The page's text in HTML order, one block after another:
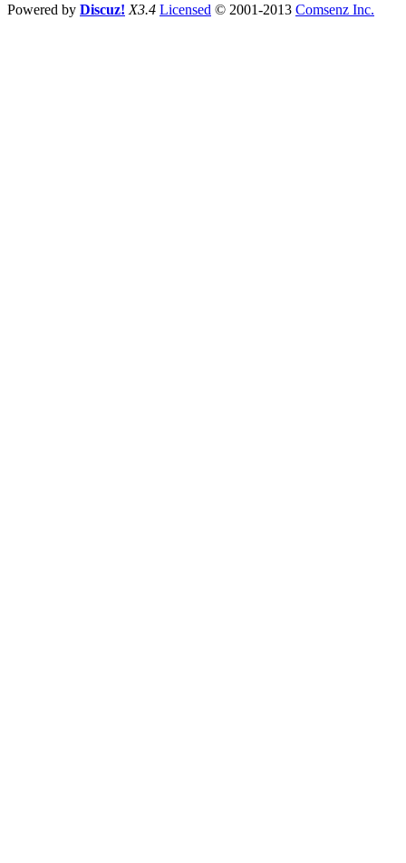
Powered by Discuz! X3.4 Licensed © 2001-2013 Comsenz Inc.